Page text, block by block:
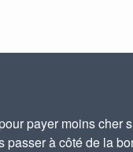
payer moins cher
à côté de la